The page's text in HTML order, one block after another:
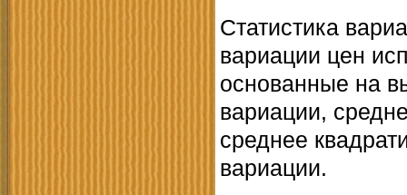
Статистика
вариации цен
основанные на
вариации,
среднее
вариации.